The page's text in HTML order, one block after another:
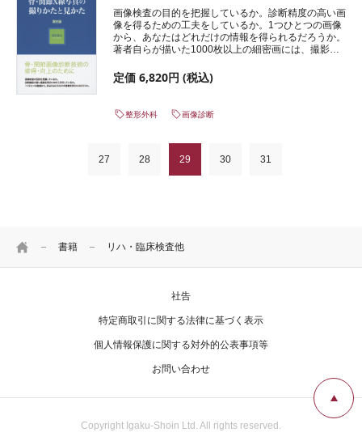
HOME 書籍 リハ・臨床検査他
画像検査の目的を把握しているか。診断精度の高い画
像を得るための工夫をしているか。1つひとつの画像
から、あなたはどれだけの情報を得られるだろうか。
著者自らが描いた1000枚以上の細密画には、撮影の
る。画像診断の要である単純X線写真の撮影法と読影
法を軸に、CTやMRIの解説もさらに充実した。部位
定価 6,820円 (税込)
整形外科 画像診断
27 28 29 30 31
社告
特定商取引に関する法律に基づく表示
個人情報保護に関する対外的公表事項等
お問い合わせ
Copyright Igaku-Shoin Ltd. All rights reserved.